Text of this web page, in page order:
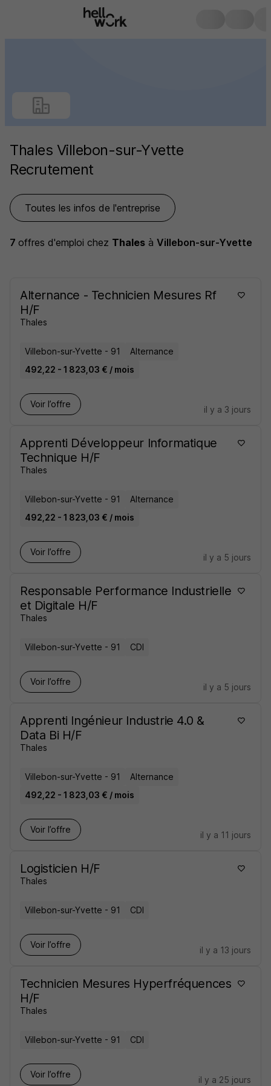
Thales Villebon-sur-Yvette
Recrutement
Toutes les infos de l'entreprise
7 offres d'emploi chez Thales à Villebon-sur-Yvette
Alternance - Technicien Mesures Rf
H/F
Thales
Villebon-sur-Yvette - 91
Alternance
492,22 - 1 823,03 € / mois
Voir l’offre
il y a 3 jours
Apprenti Développeur Informatique
Technique H/F
Thales
Villebon-sur-Yvette - 91
Alternance
492,22 - 1 823,03 € / mois
Voir l’offre
il y a 5 jours
Responsable Performance Industrielle
et Digitale H/F
Thales
Villebon-sur-Yvette - 91 CDI
Voir l’offre
il y a 5 jours
Apprenti Ingénieur Industrie 4.0 &
Data Bi H/F
Thales
Villebon-sur-Yvette - 91
Alternance
492,22 - 1 823,03 € / mois
Voir l’offre
il y a 11 jours
Logisticien H/F
Thales
Villebon-sur-Yvette - 91 CDI
Voir l’offre
il y a 13 jours
Technicien Mesures Hyperfréquences
H/F
Thales
Villebon-sur-Yvette - 91 CDI
Voir l’offre
il y a 25 jours